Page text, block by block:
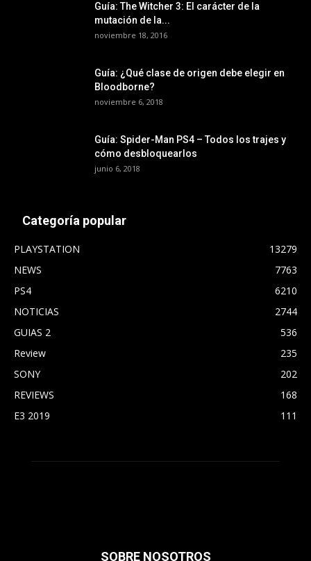
Guía: The Witcher 3: El carácter de la
mutación de la...
noviembre 18, 2016
Guía: ¿Qué clase de origen debe elegir en
Bloodborne?
noviembre 6, 2018
Guía: Spider-Man PS4 – Todos los trajes y
cómo desbloquearlos
junio 6, 2018
Categoría popular
PLAYSTATION
13279
NEWS
7763
PS4
6210
NOTICIAS
2744
GUIAS 2
536
Review
235
SONY
202
REVIEWS
168
E3 2019
111
SOBRE NOSOTROS